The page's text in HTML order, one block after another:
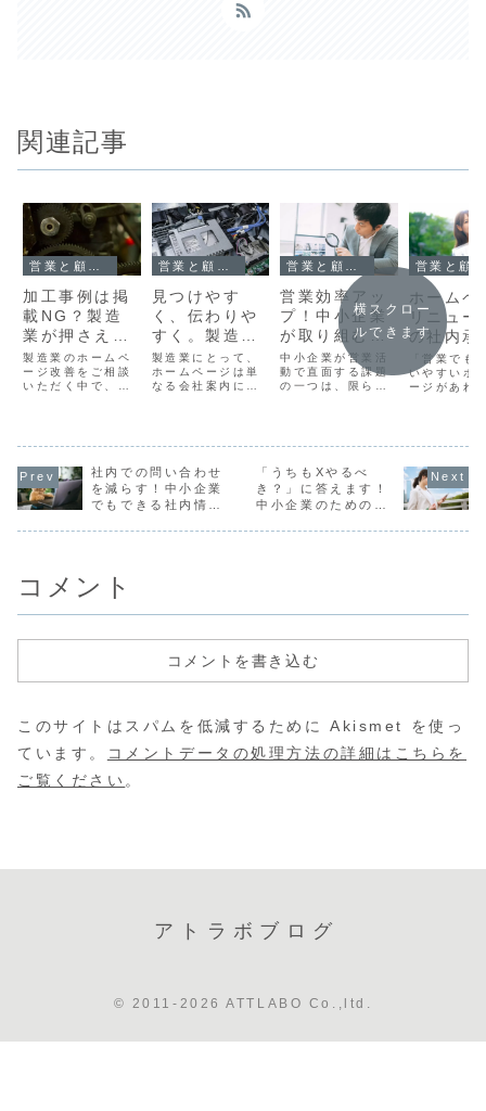
関連記事
加工事例は掲
載NG？製造
業が押さえる
べきWeb公開
のルールと代
替案
製造業のホームペ
ージ改善をご相談
いただく中で、よ
溶接・切削・板金
などを手がける企
業では、「どんな
加工ができるのか
見つけやす
く、伝わりや
すく。製造業
サイトの製品
ページ設計5
つの鉄則
製造業にとって、
ホームページは単
なる会社案内にと
領域を伝える重要
な役割を担ってい
ます。 日本を代表
するような精密機
営業効率アッ
プ！中小企業
が取り組むべ
きSEO・
MEO・EFO
活用法
中小企業が営業活
動で直面する課題
の一つは、限られ
だけでは、労力が
かかる上に成果が
出にくいという悩
みも多いでしょ
ホームペ
リニュー
の社内承
う取り付
る？営業
者が社
「営業でも
いやすいホ
ージがあれ
ありません
小企業では
ムページリ
アルを決め
横スクロー
ルできます
社内での問い合わせ
を減らす！中小企業
でもできる社内情報
「うちもXやるべ
き？」に答えます！
中小企業のための
コメント
コメントを書き込む
このサイトはスパムを低減するために Akismet を使っ
ています。
コメントデータの処理方法の詳細はこちらを
ご覧ください 。
アトラボブログ
© 2011-2026 ATTLABO Co.,ltd.